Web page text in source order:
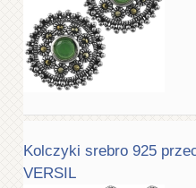
Kolczyki srebro 925
VERSIL